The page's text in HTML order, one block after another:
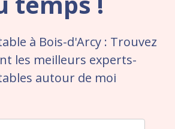
à Bois-d'Arcy : Trouvez
les meilleurs experts-
autour de moi